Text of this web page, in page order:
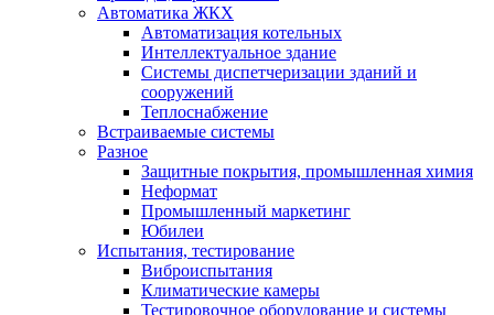
Автоматика ЖКХ
Автоматизация котельных
Интеллектуальное здание
Системы диспетчеризации зданий и
сооружений
Теплоснабжение
Встраиваемые системы
Разное
Защитные покрытия, промышленная химия
Неформат
Промышленный маркетинг
Юбилеи
Испытания, тестирование
Виброиспытания
Климатические камеры
Тестировочное оборудование и системы